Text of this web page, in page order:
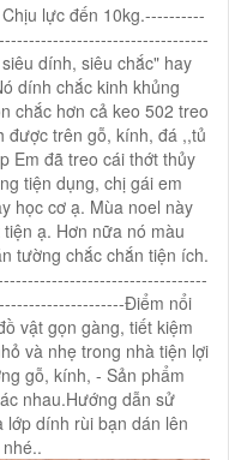
lực đến 10kg.----------
dính, siêu chắc" hay
dính chắc kinh khủng
chắc hơn cả keo 502 treo
được trên gỗ, kính, đá ,,tủ
Em đã treo cái thớt thủy
tiện dụng, chị gái em
học cơ ạ. Mùa noel này
ạ. Hơn nữa nó màu
tường chắc chắn tiện ích.
Điểm nổi
vật gọn gàng, tiết kiệm
và nhẹ trong nhà tiện lợi
gỗ, kính, - Sản phẩm
nhau.Hướng dẫn sử
lớp dính rùi bạn dán lên